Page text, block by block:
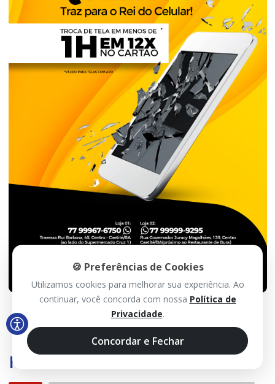
Histórico
🍪 Preferências de Cookies
Utilizamos cookies para melhorar sua experiência. Ao
continuar, você concorda com nossa Política de
Privacidade.
Concordar e Fechar